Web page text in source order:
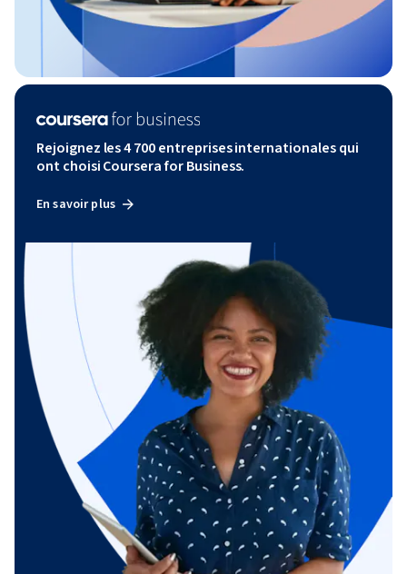
Rejoignez les 4 700 entreprises internationales qui
ont choisi Coursera for Business.
En savoir plus